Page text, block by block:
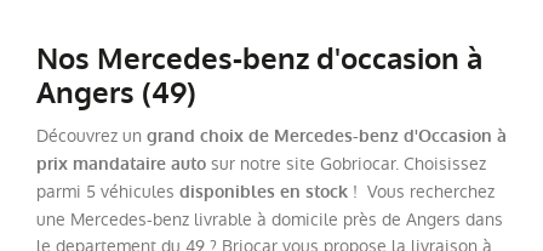
Revue de presse
plus
de
marques
Catégorie
Année
Nos Mercedes-benz d'occasion à
Angers (49)
Découvrez un grand choix de Mercedes-benz d'Occasion à
prix mandataire auto sur notre site Gobriocar. Choisissez
parmi 5 véhicules disponibles en stock ! Vous recherchez
une Mercedes-benz livrable à domicile près de Angers dans
le departement du 49 ? Briocar vous propose la livraison à